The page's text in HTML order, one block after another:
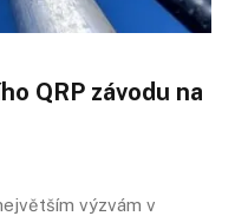
QRP závodu na
výzvám v